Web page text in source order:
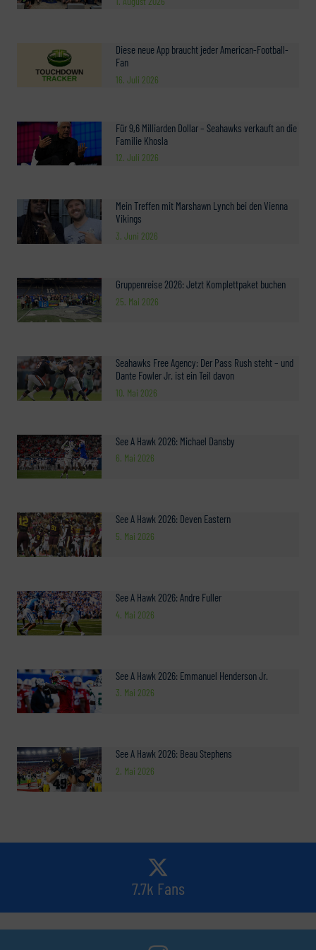
Diese neue App braucht jeder American-Football-
Fan
16. Juli 2026
Für 9,6 Milliarden Dollar – Seahawks verkauft an die
Familie Khosla
12. Juli 2026
Mein Treffen mit Marshawn Lynch bei den Vienna
Vikings
3. Juni 2026
Gruppenreise 2026: Jetzt Komplettpaket buchen
25. Mai 2026
Seahawks Free Agency: Der Pass Rush steht – und
Dante Fowler Jr. ist ein Teil davon
10. Mai 2026
See A Hawk 2026: Michael Dansby
6. Mai 2026
See A Hawk 2026: Deven Eastern
5. Mai 2026
See A Hawk 2026: Andre Fuller
4. Mai 2026
See A Hawk 2026: Emmanuel Henderson Jr.
3. Mai 2026
See A Hawk 2026: Beau Stephens
2. Mai 2026
7.7k Fans